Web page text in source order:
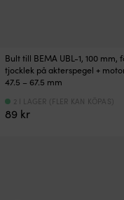
Bult till BEMA UBL-1, 100 mm,
tjocklek på akterspegel +
47.5 – 67.5 mm
89 kr
2 I LAGER (FLER KAN KÖPAS)